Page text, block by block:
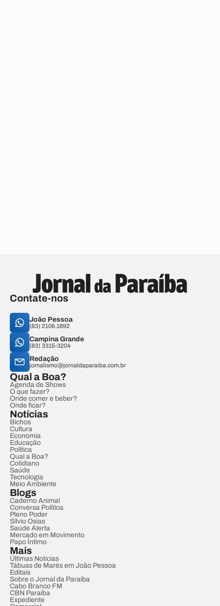
Contate-nos
João Pessoa
(83) 2106.1892
Campina Grande
(83) 3315-3204
Redação
jornalismo@jornaldaparaiba.com.br
Qual a Boa?
Agenda de Shows
O que fazer?
Onde comer e beber?
Onde ficar?
Notícias
Bichos
Cultura
Economia
Educação
Política
Qual a Boa?
Cotidiano
Saúde
Tecnologia
Meio Ambiente
Blogs
Caderno Animal
Conversa Política
Pleno Poder
Sílvio Osias
Saúde Alerta
Mercado em Movimento
Papo Íntimo
Mais
Últimas Notícias
Tábuas de Marés em João Pessoa
Editais
Sobre o Jornal da Paraíba
Cabo Branco FM
CBN Paraíba
Expediente